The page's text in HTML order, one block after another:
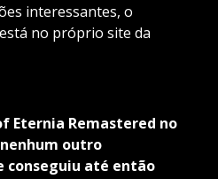
interessantes, o
no próprio site da
Eternia Remastered no
outro
conseguiu até então